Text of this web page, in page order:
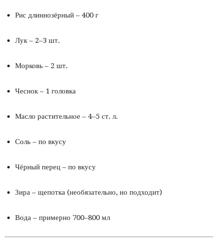
Рис длиннозёрный – 400 г
Лук – 2–3 шт.
Морковь – 2 шт.
Чеснок – 1 головка
Масло растительное – 4–5 ст. л.
Соль – по вкусу
Чёрный перец – по вкусу
Зира – щепотка (необязательно, но подходит)
Вода – примерно 700–800 мл